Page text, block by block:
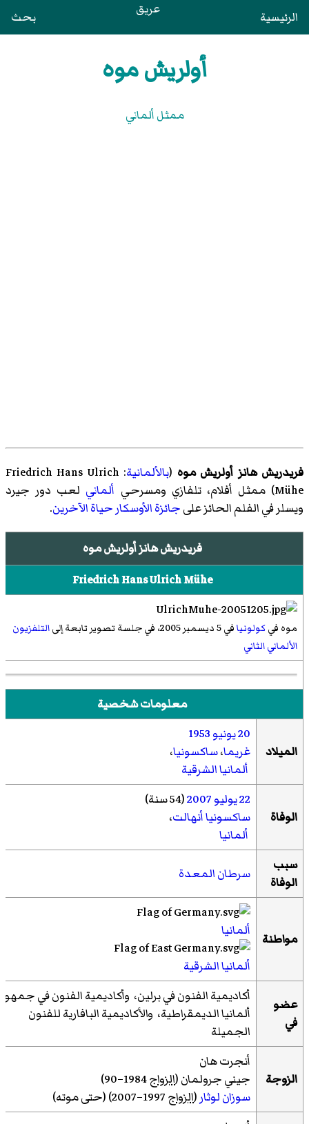
الرئيسية عريق بحث
أولريش موه
ممثل ألماني
فريدريش هانز أولريش موه (بالألمانية:
Friedrich Hans Ulrich
Mühe) ممثل أفلام، تلفازي ومسرحي ألماني لعب دور جيرد
ويسلر في الفلم الحائز علىجائزة الأوسكارحياة الآخرين.
فريدريش هانز أولريش موه
Friedrich Hans Ulrich Mühe
موه فيكولونيافي 5 ديسمبر 2005، في جلسة تصوير تابعة إلى
التلفزيون
الألماني الثاني
معلومات شخصية
الميلاد
20 يونيو
1953
غريما،ساكسونيا،
ألمانيا الشرقية
الوفاة
22 يوليو 2007(54 سنة)
ساكسونيا أنهالت،
ألمانيا
سبب
الوفاة
سرطان المعدة
مواطنة
ألمانيا
ألمانيا الشرقية
عضو
في
أكاديمية الفنون في برلين، وأكاديمية الفنون في
ألمانيا الديمقراطية، والأكاديمية البافارية للفنون
الجميلة
الزوجة
أنجرت هان
جيني جرولمان (الزواج
سوزان لوثار(الزواج (حتى موته)